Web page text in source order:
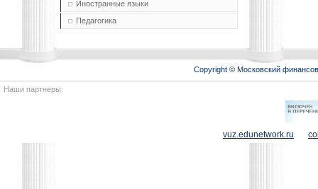
Иностранные языки
Педагогика
Copyright © Московский
Наши партнеры:
vuz.edunetwork.ru